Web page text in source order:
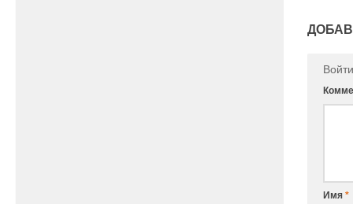
Имя *